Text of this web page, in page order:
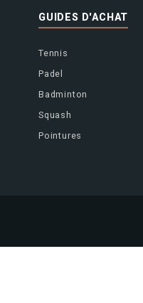
GUIDES D'ACHAT
Tennis
Padel
Badminton
Squash
Pointures